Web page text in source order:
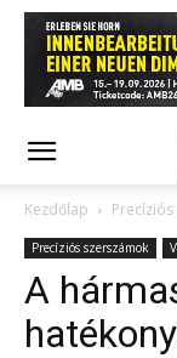
Kezdőlap
Precíziós szerszámok
A